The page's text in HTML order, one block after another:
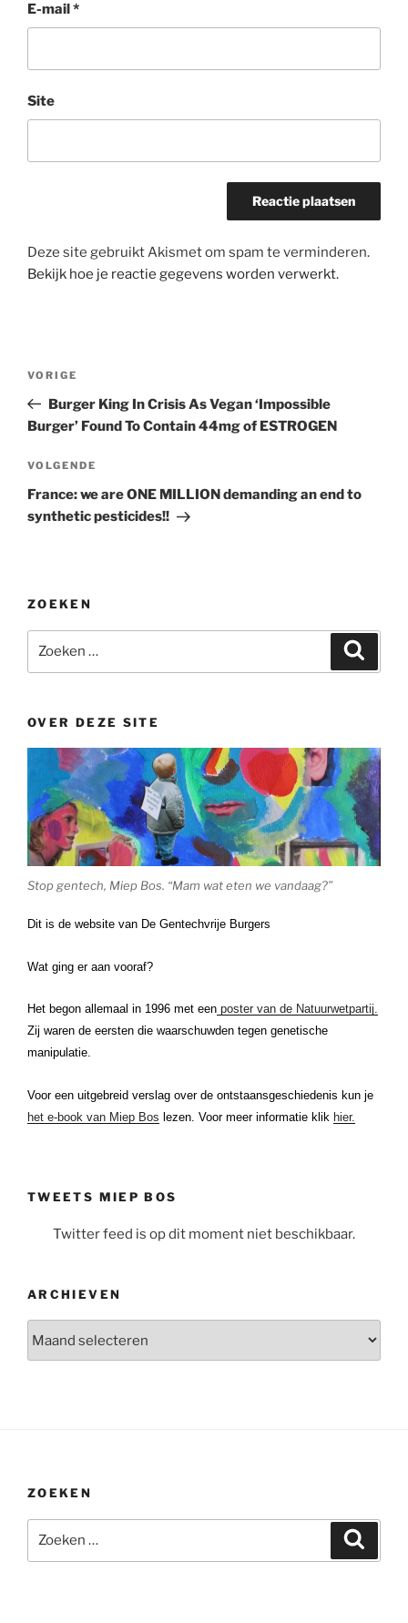
E-mail*
Site
Deze site gebruikt Akismet om spam te verminderen.
Bekijk hoe je reactie gegevens worden verwerkt.
Vorig
bericht
VORIGE
Burger King In Crisis As Vegan ‘Impossible
Burger’ Found To Contain 44mg of ESTROGEN
Volgend
bericht
VOLGENDE
France: we are ONE MILLION demanding an end to
synthetic pesticides!!
ZOEKEN
naar:
OVER DEZE SITE
Stop gentech, Miep Bos. “Mam wat eten we vandaag?”
Dit is de website van De Gentechvrije Burgers
Wat ging er aan vooraf?
Het begon allemaal in 1996 met een poster van de Natuurwetpartij.
Zij waren de eersten die waarschuwden tegen genetische
manipulatie.
Voor een uitgebreid verslag over de ontstaansgeschiedenis kun je
het e-book van Miep Bos lezen. Voor meer informatie klik hier.
TWEETS MIEP BOS
Twitter feed is op dit moment niet beschikbaar.
ARCHIEVEN
ZOEKEN
naar: